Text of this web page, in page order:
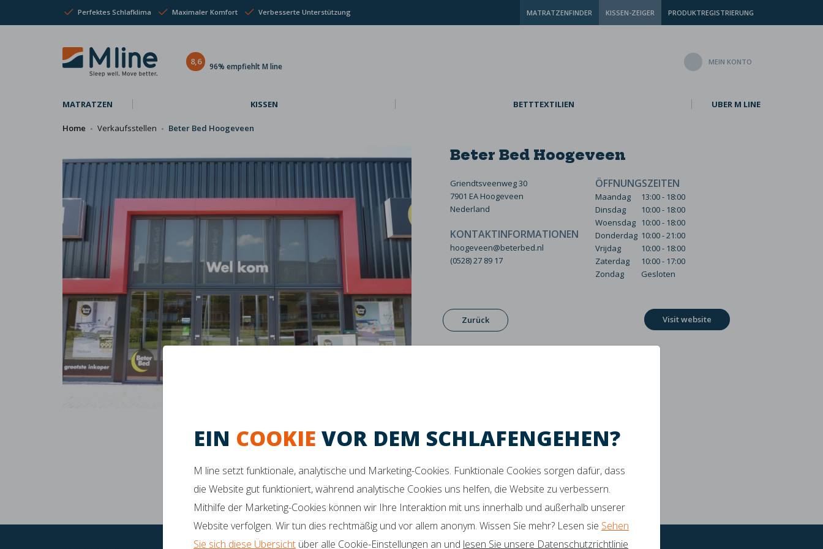
Perfektes Schlafklima Maximaler Komfort Verbesserte Unterstützung MATRATZENFINDER KISSEN-ZEIGER PRODUKTREGISTRIERUNG
8,6 96% empfiehlt M line MEIN KONTO
MATRATZEN KISSEN BETTTEXTILIEN UBER M LINE
EIN COOKIE VOR DEM SCHLAFENGEHEN?
M line setzt funktionale, analytische und Marketing-Cookies. Funktionale Cookies sorgen dafür, dass
die Website gut funktioniert, während analytische Cookies uns helfen, die Website zu verbessern.
Mithilfe der Marketing-Cookies können wir Ihre Interaktion mit uns innerhalb und außerhalb unserer
Website verfolgen. Wir tun dies rechtmäßig und vor allem anonym. Wissen Sie mehr? Lesen sie Sehen
Sie sich diese Übersicht über alle Cookie-Einstellungen an und lesen Sie unsere Datenschutzrichtlinie
Home Verkaufsstellen Beter Bed Hoogeveen
Beter Bed Hoogeveen
Griendtsveenweg 30
7901 EA Hoogeveen
Nederland
KONTAKTINFORMATIONEN
hoogeveen@beterbed.nl
(0528) 27 89 17
ÖFFNUNGSZEITEN
Maandag
13:00 - 18:00
Dinsdag
10:00 - 18:00
Woensdag 10:00 - 18:00
Donderdag 10:00 - 21:00
Vrijdag
10:00 - 18:00
Zaterdag
10:00 - 17:00
Zondag
Gesloten
Zurück Visit website
Perfektes Schlafklima Maximaler Komfort Verbesserte Unterstützung